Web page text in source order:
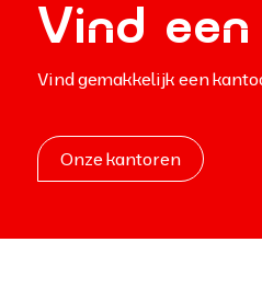
Vind
Vind gemakkelijk een
Onze kantoren